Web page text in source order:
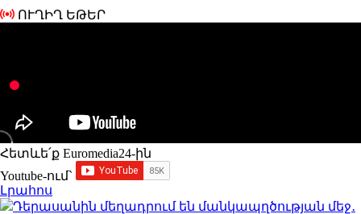
ՈՒՂԻՂ ԵԹԵՐ
Հետևե՛ք Euromedia24-ին
Youtube-ում`
Լրահոս
Դերասանին մեղադրում են մանկապղծության մեջ․